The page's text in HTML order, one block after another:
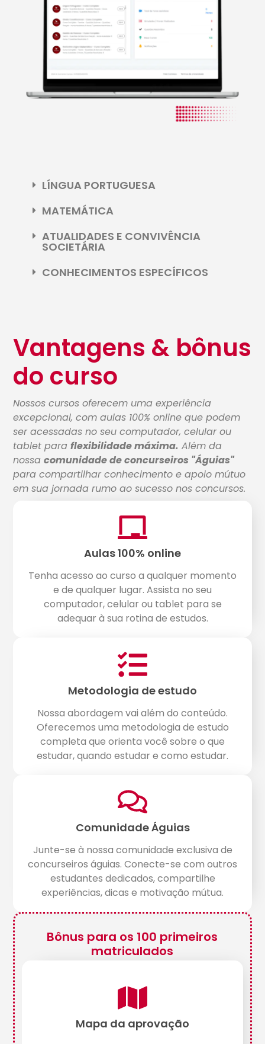
LÍNGUA PORTUGUESA
MATEMÁTICA
ATUALIDADES E CONVIVÊNCIA
SOCIETÁRIA
CONHECIMENTOS ESPECÍFICOS
Vantagens & bônus
do curso
Nossos cursos oferecem uma experiência
excepcional, com aulas 100% online que podem
ser acessadas no seu computador, celular ou
tablet paraflexibilidade máxima. Além da
nossacomunidade de concurseiros "Águias"
para compartilhar conhecimento e apoio mútuo
em sua jornada rumo ao sucesso nos concursos.
Aulas 100% online
Tenha acesso ao curso a qualquer momento
e de qualquer lugar. Assista no seu
computador, celular ou tablet para se
adequar à sua rotina de estudos.
Metodologia de estudo
Nossa abordagem vai além do conteúdo.
Oferecemos uma metodologia de estudo
completa que orienta você sobre o que
estudar, quando estudar e como estudar.
Comunidade Águias
Junte-se à nossa comunidade exclusiva de
concurseiros águias. Conecte-se com outros
estudantes dedicados, compartilhe
experiências, dicas e motivação mútua.
Bônus para os 100 primeiros
matriculados
Mapa da aprovação